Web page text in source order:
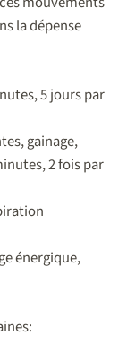
la dépense
5 jours par
gainage,
2 fois par
énergique,